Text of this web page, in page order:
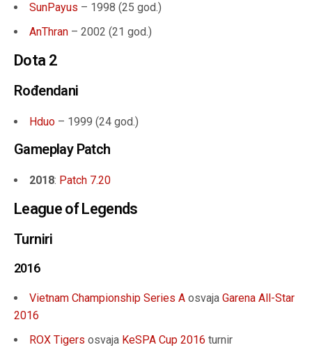
SunPayus – 1998 (25 god.)
AnThran – 2002 (21 god.)
Dota 2
Rođendani
Hduo – 1999 (24 god.)
Gameplay Patch
2018: Patch 7.20
League of Legends
Turniri
2016
Vietnam Championship Series A osvaja Garena All-Star
2016
ROX Tigers osvaja KeSPA Cup 2016 turnir